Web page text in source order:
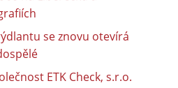
se znovu otevírá
ETK Check, s.r.o.